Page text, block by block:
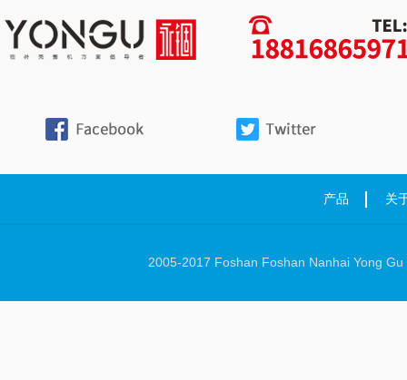
产品 关
2005-2017 Foshan Foshan Nanhai Yong